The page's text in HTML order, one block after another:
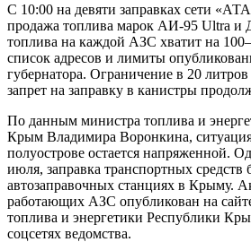
С 10:00 на девяти заправках сети
продажа топлива марок АИ-95 Ultra и
топлива на каждой АЗС хватит на
список адресов и лимиты
губернатора. Ограничение в 20
запрет на заправку в канистры
По данным министра топлива и
Крым Владимира Воронкина,
полуострове остается напряженной.
июля, заправка транспортных средств
автозаправочных станциях в Крыму.
работающих АЗС опубликован на
топлива и энергетики Республики
соцсетях ведомства.